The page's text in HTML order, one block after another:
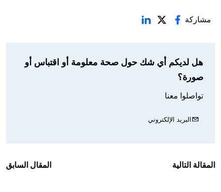
مشاركة
هل لديكم أي شك حول صحة معلومة أو اقتباس أو
صورة؟
تواصلوا معنا
البريد الإلكتروني
المقالة التالية المقال السابق